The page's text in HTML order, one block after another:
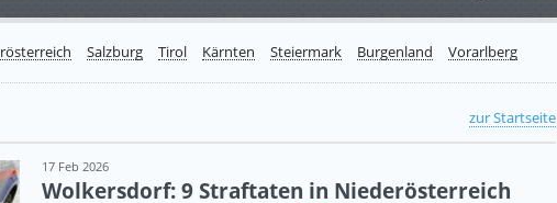
Salzburg Tirol Kärnten Steiermark Burgenland Vorarlberg
zur Startseite
17 Feb 2026
Wolkersdorf: 9 Straftaten in Niederösterreich